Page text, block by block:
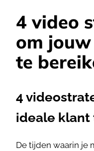
4 video
om
te
4
ideale klant
De tijden waarin je